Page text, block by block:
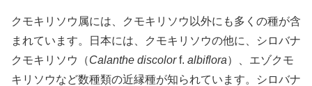
クモキリソウ属には、クモキリソウ以外にも多くの種が含
まれています。日本には、クモキリソウの他に、シロバナ
クモキリソウ（Calanthe discolorf. albiflora）、エゾクモ
キリソウなど数種類の近縁種が知られています。シロバナ